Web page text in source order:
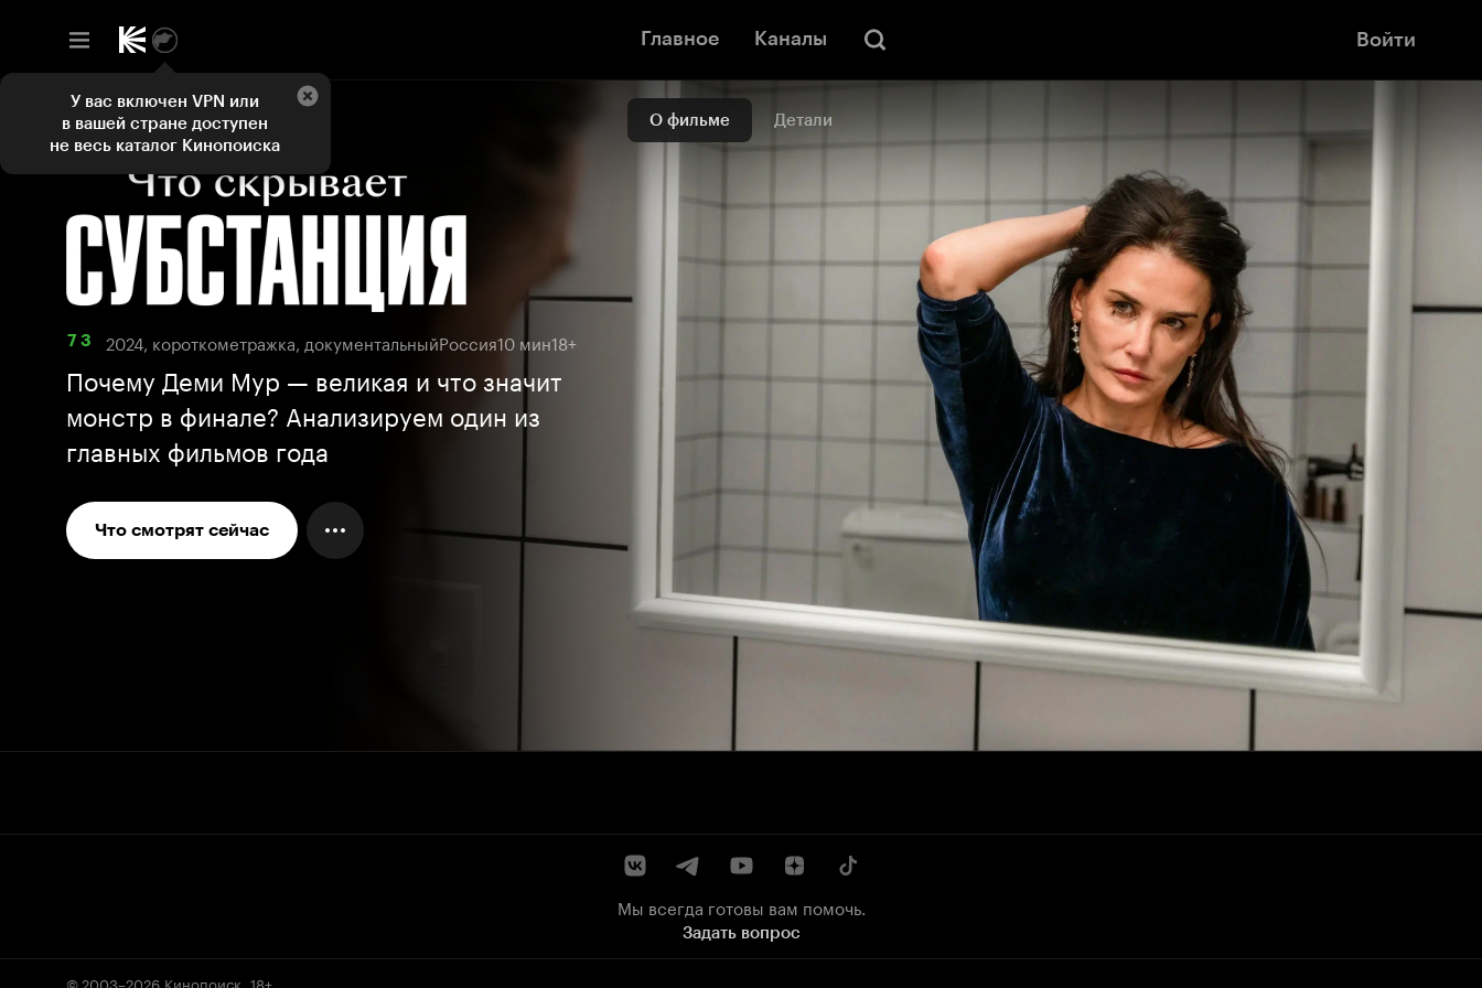
Главное Каналы Войти
О фильме Детали
7 3 2024, короткометражка, документальныйРоссия10 мин18+
Почему Деми Мур — великая и что значит
монстр в финале? Анализируем один из
главных фильмов года
Что смотрят сейчас
Мы всегда готовы вам помочь.
Задать вопрос
© 2003–2026 Кинопоиск 18+
У вас включен VPN или
в вашей стране доступен
не весь каталог Кинопоиска